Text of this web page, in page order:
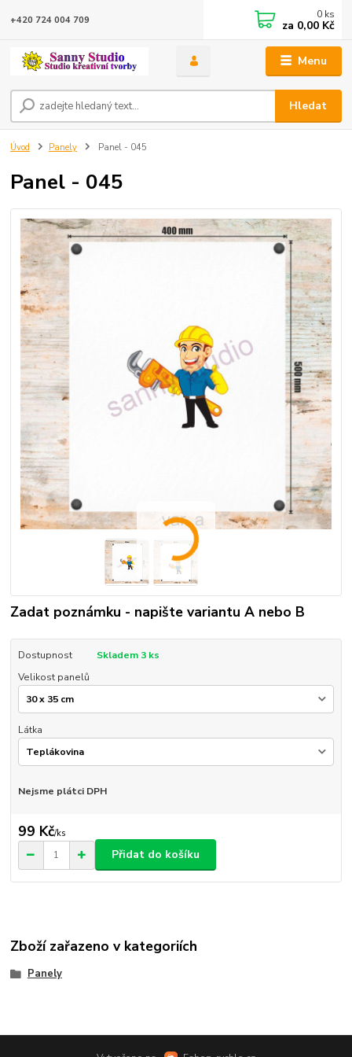
Menu
Hledat
+420 724 004 709 0 ks
za 0,00 Kč
Úvod Panely Panel - 045
Panel - 045
Zadat poznámku - napište variantu A nebo B
Dostupnost
Skladem 3 ks
Velikost panelů
Látka
Nejsme plátci DPH
99 Kč/ks
Přidat do košíku
Zboží zařazeno v kategoriích
Panely